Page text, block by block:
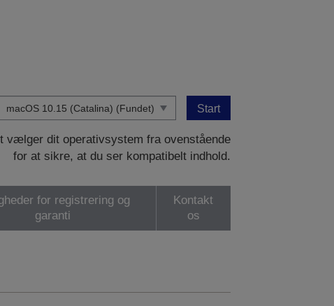
Start
vælger dit operativsystem fra ovenstående
for at sikre, at du ser kompatibelt indhold.
for registrering og
garanti
Kontakt
os